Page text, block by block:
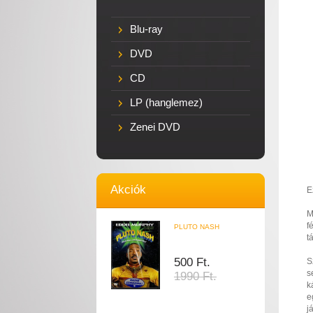
Blu-ray
DVD
CD
LP (hanglemez)
Zenei DVD
Akciók
PLUTO NASH
500 Ft.
1990 Ft.